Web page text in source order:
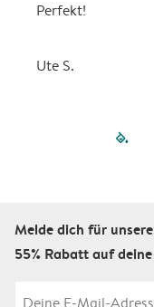
Perfekt!
Ute S.
Melde dich für
55% Rabatt auf